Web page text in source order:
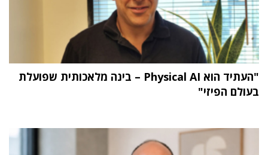
"העתיד הוא Physical AI – בינה מלאכותית שפועלת
בעולם הפיזי"